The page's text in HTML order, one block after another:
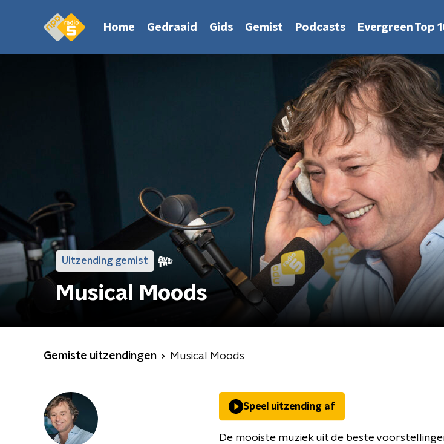
Home Gedraaid Gids Gemist Podcasts Evergreen Top
Uitzending gemist
Musical Moods
Gemiste uitzendingen Musical Moods
Speel uitzending af
De mooiste muziek uit de beste